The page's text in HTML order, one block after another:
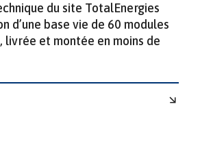
du site TotalEnergies
d’une base vie de 60 modules
livrée et montée en moins de